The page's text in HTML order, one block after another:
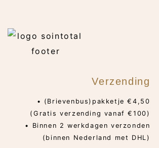
Verzending
• (Brievenbus)pakketje €4,50
(Gratis verzending vanaf €100)
• Binnen 2 werkdagen verzonden
(binnen Nederland met DHL)